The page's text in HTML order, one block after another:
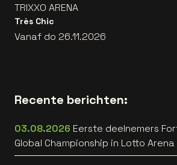
TRIXXO ARENA
Très Chic
Vanaf do 26.11.2026
Recente berichten:
03.08.2026 Eerste deelnemers
Global Championship in Lotto Arena
bekend